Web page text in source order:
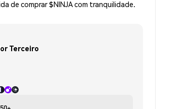
de comprar $NINJA com tranquilidade.
Terceiro